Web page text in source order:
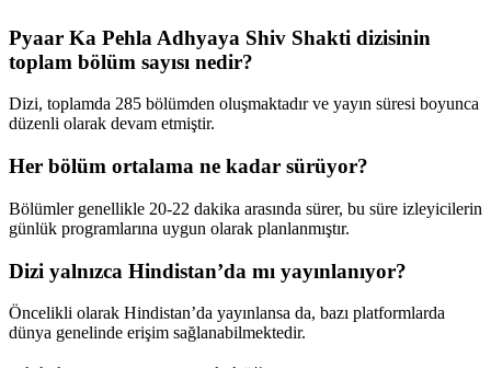
Pyaar Ka Pehla Adhyaya Shiv Shakti dizisinin
toplam bölüm sayısı nedir?
Dizi, toplamda 285 bölümden oluşmaktadır ve yayın süresi boyunca
düzenli olarak devam etmiştir.
Her bölüm ortalama ne kadar sürüyor?
Bölümler genellikle 20-22 dakika arasında sürer, bu süre izleyicilerin
günlük programlarına uygun olarak planlanmıştır.
Dizi yalnızca Hindistan’da mı yayınlanıyor?
Öncelikli olarak Hindistan’da yayınlansa da, bazı platformlarda
dünya genelinde erişim sağlanabilmektedir.